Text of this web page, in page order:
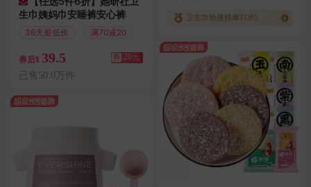
生巾姨妈巾安睡裤安心裤
36天最低价 满70减20
券后¥ 39.5 券 20元
已售50.0万件
卫生巾热搜榜单TOP5